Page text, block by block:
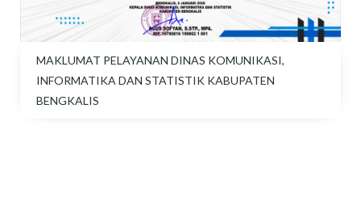
MAKLUMAT PELAYANAN DINAS KOMUNIKASI,
INFORMATIKA DAN STATISTIK KABUPATEN
BENGKALIS